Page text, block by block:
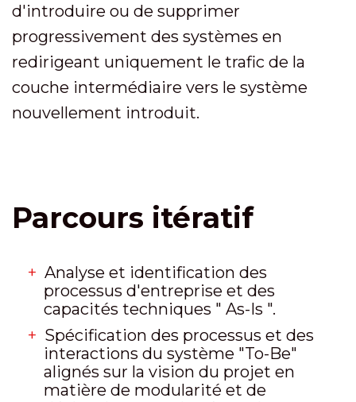
d'introduire ou de supprimer
progressivement des systèmes en
redirigeant uniquement le trafic de la
couche intermédiaire vers le système
nouvellement introduit.
Parcours itératif
Analyse et identification des
processus d'entreprise et des
capacités techniques " As-Is ".
Spécification des processus et des
interactions du système "To-Be"
alignés sur la vision du projet en
matière de modularité et de